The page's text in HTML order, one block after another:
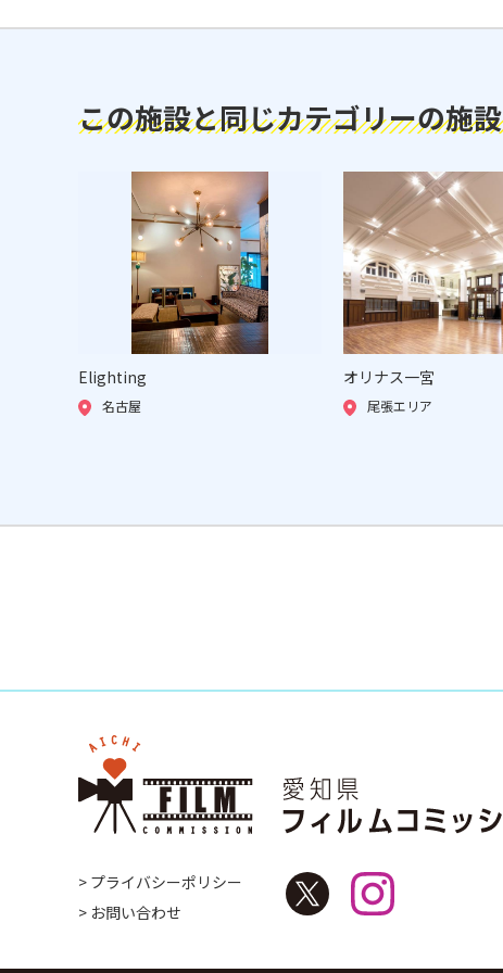
この施設と同じカテゴリーの施設
Elighting
名古屋
オリナス一宮
尾張エリア
> プライバシーポリシー
> お問い合わせ